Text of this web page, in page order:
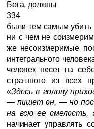
Бога, должны
334
были тем самым убить
ни с чем не
же несоизмеримые
интегрального
человек несет на
страшного из всех
«Здесь в голову
—пишет он,— но
на всю ее смелость,
начинает управлять